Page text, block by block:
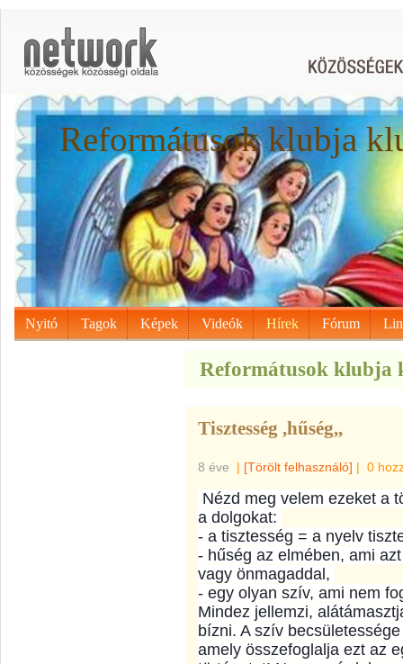
Reformátusok klubja
Nyitó Tagok Képek Videók Hírek Fórum
Reformátusok klubja
Tisztesség ,hűség,,
8 éve | [Törölt felhasználó] | 0
Nézd meg velem ezeket a
a dolgokat:
- a tisztesség = a nyelv
- hűség az elmében, ami
vagy önmagaddal,
- egy olyan szív, ami nem
Mindez jellemzi,
bízni. A szív
amely összefoglalja ezt az